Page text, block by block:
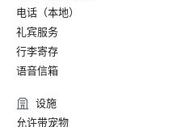
电话（本地）
礼宾服务
行李寄存
语音信箱
设施
允许带宠物